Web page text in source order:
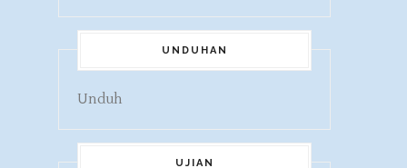
UNDUHAN
Unduh
UJIAN